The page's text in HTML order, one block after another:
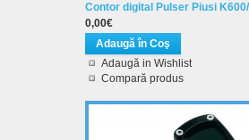
Contor digital Pulser Piusi
0,00€
Adaugă in Wishlist
Compară produs